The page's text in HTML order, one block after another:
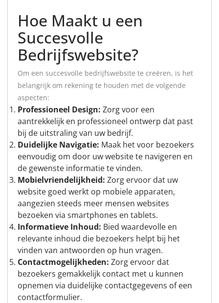
Hoe Maakt u een
Succesvolle
Bedrijfswebsite?
Om een succesvolle bedrijfswebsite te creëren, is het
belangrijk om rekening te houden met de volgende
aspecten:
Professioneel Design: Zorg voor een
aantrekkelijk en professioneel ontwerp dat past
bij de uitstraling van uw bedrijf.
Duidelijke Navigatie: Maak het voor bezoekers
eenvoudig om door uw website te navigeren en
de gewenste informatie te vinden.
Mobielvriendelijkheid: Zorg ervoor dat uw
website goed werkt op mobiele apparaten,
aangezien steeds meer mensen websites
bezoeken via smartphones en tablets.
Informatieve Inhoud: Bied waardevolle en
relevante inhoud die bezoekers helpt bij het
vinden van antwoorden op hun vragen.
Contactmogelijkheden: Zorg ervoor dat
bezoekers gemakkelijk contact met u kunnen
opnemen via duidelijke contactgegevens of een
contactformulier.